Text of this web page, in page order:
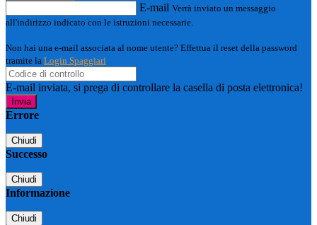
E-mail Verrà inviato un messaggio
all'indirizzo indicato con le istruzioni necessarie.
Non hai una e-mail associata al nome utente? Effettua il reset della password
tramite la Login Spaggiari
E-mail inviata, si prega di controllare la casella di posta elettronica!
Errore
Chiudi
Successo
Chiudi
Informazione
Chiudi